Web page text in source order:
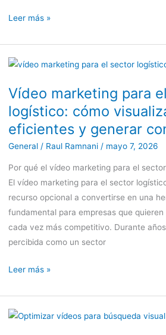
del
Leer más »
Vídeo marketing para
logístico: cómo
eficientes y generar
General/ Raul Ramnani / mayo 7, 2026
Por qué el vídeo marketing para el
El vídeo marketing para el sector
recurso opcional a convertirse en una
fundamental para empresas que
cada vez más competitivo. Durante
percibida como un sector
Vídeo
para
el
sector
logístico:
cómo
visualizar
procesos
eficientes
y
generar
confianza
Leer más »
Cómo